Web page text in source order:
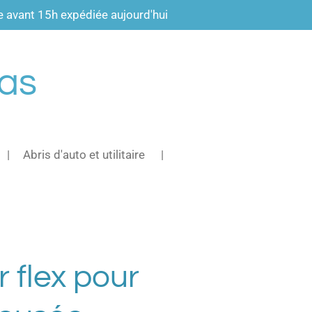
avant 15h expédiée aujourd'hui
Abris d'auto et utilitaire
flex pour